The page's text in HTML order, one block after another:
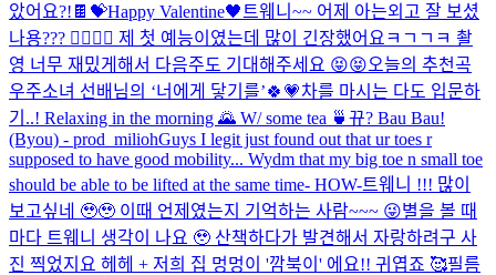
았어요?!🍫💝Happy Valentine🖤 트웨니~~ 어제 아는외고 잘 보셨
나용??? 🤸‍♀️🤸‍♀️ 제 첫 예능이였는데 많이 긴장했어요ㅋㄱㄱㅋ 촬
영 너무 재밌게해서 다음주도 기대해주세요 😝😝오늘의 추천곡
우주소녀 선배님의 ‘너에게 닿기를’🍀💗차를 마시는 다도 입문하
기..! Relaxing in the morning 🌄 W/ some tea 🍵 뀨? Bau Bau!
(Byou) - prod_miliohGuys I legit just found out that ur toes r
supposed to have good mobility... Wydm that my big toe n small toe
should be able to be lifted at the same time- HOW-트웨니 !!! 많이
보고싶네 🥹🥹 이때 언제였는지 기억하는 사람~~~ 😜별을 볼 때
마다 트웨니 생각이 나요 🥹 산책하다가 발견해서 자랑하려구 사
진 찍었지요 헤헤 + 저희 집 멍멍이 '깜북이' 에요!! 귀엽죠 🥰필름